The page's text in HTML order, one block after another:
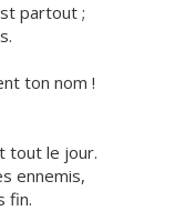
partout ;
ton nom !
tout le jour.
ennemis,
fin.